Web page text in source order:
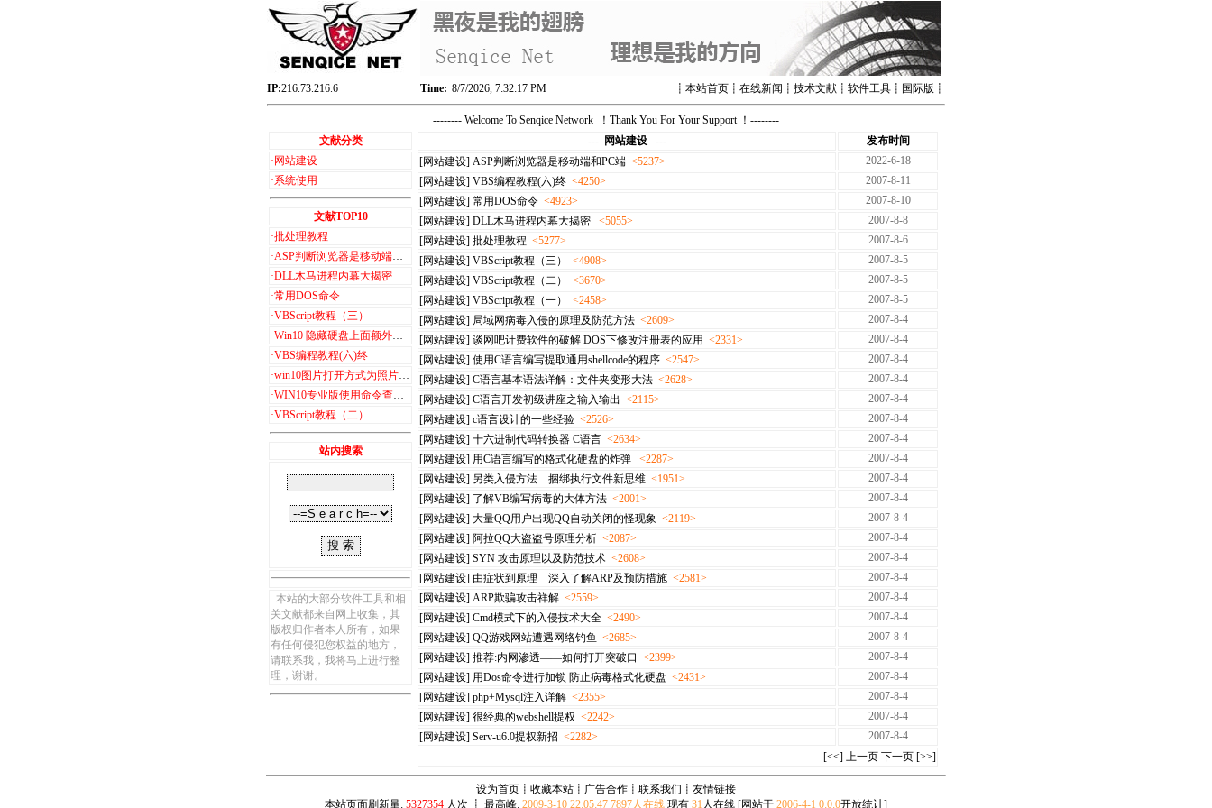
IP:216.73.216.6 Time: 8/7/2026, 7:32:17 PM ┋ 本站首页 ┋ 在线新闻 ┋ 技术文献 ┋ 软件工具 ┋ 国际版 ┋
-------- Welcome To Senqice Network ！Thank You For Your Support ！--------
文献分类
· 网站建设
·系统使用
文献TOP10
·批处理教程
·ASP判断浏览器是移动端和PC端
·DLL木马进程内幕大揭密
·常用DOS命令
·VBScript教程（三）
·Win10 隐藏硬盘上面额外的6个文件夹+3D 对象
·VBS编程教程(六)终
·win10图片打开方式为照片查看器设置步骤
·WIN10专业版使用命令查看激活信息
·VBScript教程（二）
站内搜索
本站的大部分软件工具和相
关文献都来自网上收集，其
版权归作者本人所有，如果
有任何侵犯您权益的地方，
请联系我，我将马上进行整
理，谢谢。
--- 网站建设 ---
发布时间
[网站建设] ASP判断浏览器是移动端和PC端 <5237>
2022-6-18
[网站建设] VBS编程教程(六)终 <4250>
2007-8-11
[网站建设] 常用DOS命令 <4923>
2007-8-10
[网站建设] DLL木马进程内幕大揭密 <5055>
2007-8-8
[网站建设] 批处理教程 <5277>
2007-8-6
[网站建设] VBScript教程（三） <4908>
2007-8-5
[网站建设] VBScript教程（二） <3670>
2007-8-5
[网站建设] VBScript教程（一） <2458>
2007-8-5
[网站建设] 局域网病毒入侵的原理及防范方法 <2609>
2007-8-4
[网站建设] 谈网吧计费软件的破解 DOS下修改注册表的应用 <2331>
2007-8-4
[网站建设] 使用C语言编写提取通用shellcode的程序 <2547>
2007-8-4
[网站建设] C语言基本语法详解：文件夹变形大法 <2628>
2007-8-4
[网站建设] C语言开发初级讲座之输入输出 <2115>
2007-8-4
[网站建设] c语言设计的一些经验 <2526>
2007-8-4
[网站建设] 十六进制代码转换器 C语言 <2634>
2007-8-4
[网站建设] 用C语言编写的格式化硬盘的炸弹 <2287>
2007-8-4
[网站建设] 另类入侵方法 捆绑执行文件新思维 <1951>
2007-8-4
[网站建设] 了解VB编写病毒的大体方法 <2001>
2007-8-4
[网站建设] 大量QQ用户出现QQ自动关闭的怪现象 <2119>
2007-8-4
[网站建设] 阿拉QQ大盗盗号原理分析 <2087>
2007-8-4
[网站建设] SYN 攻击原理以及防范技术 <2608>
2007-8-4
[网站建设] 由症状到原理 深入了解ARP及预防措施 <2581>
2007-8-4
[网站建设] ARP欺骗攻击祥解 <2559>
2007-8-4
[网站建设] Cmd模式下的入侵技术大全 <2490>
2007-8-4
[网站建设] QQ游戏网站遭遇网络钓鱼 <2685>
2007-8-4
[网站建设] 推荐:内网渗透——如何打开突破口 <2399>
2007-8-4
[网站建设] 用Dos命令进行加锁 防止病毒格式化硬盘 <2431>
2007-8-4
[网站建设] php+Mysql注入详解 <2355>
2007-8-4
[网站建设] 很经典的webshell提权 <2242>
2007-8-4
[网站建设] Serv-u6.0提权新招 <2282>
2007-8-4
[<<] 上一页 下一页 [>>]
设为首页 ┋ 收藏本站 ┋ 广告合作 ┋ 联系我们 ┋ 友情链接
本站页面刷新量: 5327354 人次 ┋ 最高峰: 2009-3-10 22:05:47 7897人在线 现有 31 人在线 [网站于 2006-4-1 0:0:0开放统计]